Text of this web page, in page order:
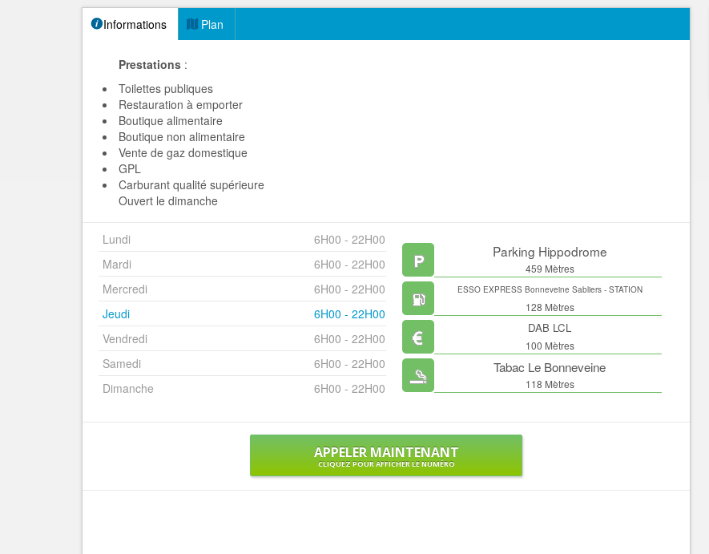
Informations Plan
Prestations :
Toilettes publiques
Restauration à emporter
Boutique alimentaire
Boutique non alimentaire
Vente de gaz domestique
GPL
Carburant qualité supérieure
Ouvert le dimanche
Lundi
6H00 - 22H00
Mardi
6H00 - 22H00
Mercredi
6H00 - 22H00
Jeudi
6H00 - 22H00
Vendredi
6H00 - 22H00
Samedi
6H00 - 22H00
Dimanche
6H00 - 22H00
Parking Hippodrome
459 Mètres
ESSO EXPRESS Bonneveine Sabliers - STATION
SERVICES
128 Mètres
DAB LCL
100 Mètres
Tabac Le Bonneveine
118 Mètres
APPELER MAINTENANT
CLIQUEZ POUR AFFICHER LE NUMÉRO